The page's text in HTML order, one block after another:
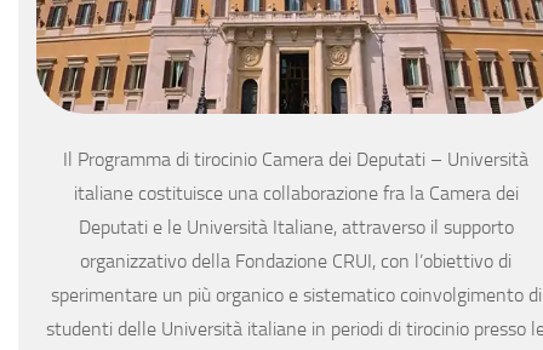
Il Programma di tirocinio Camera dei Deputati – Università
italiane costituisce una collaborazione fra la Camera dei
Deputati e le Università Italiane, attraverso il supporto
organizzativo della Fondazione CRUI, con l’obiettivo di
sperimentare un più organico e sistematico coinvolgimento di
studenti delle Università italiane in periodi di tirocinio presso